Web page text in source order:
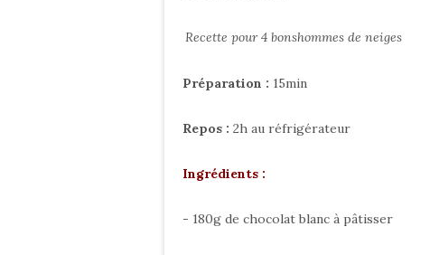
Recette pour 4 bonshommes de neiges
Préparation : 15min
Repos : 2h au réfrigérateur
Ingrédients :
- 180g de chocolat blanc à pâtisser